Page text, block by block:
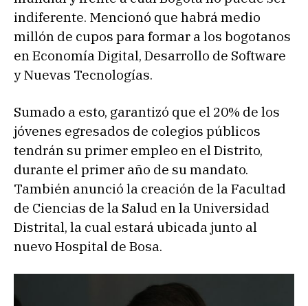
indiferente. Mencionó que habrá medio
millón de cupos para formar a los bogotanos
en Economía Digital, Desarrollo de Software
y Nuevas Tecnologías.
Sumado a esto, garantizó que el 20% de los
jóvenes egresados de colegios públicos
tendrán su primer empleo en el Distrito,
durante el primer año de su mandato.
También anunció la creación de la Facultad
de Ciencias de la Salud en la Universidad
Distrital, la cual estará ubicada junto al
nuevo Hospital de Bosa.